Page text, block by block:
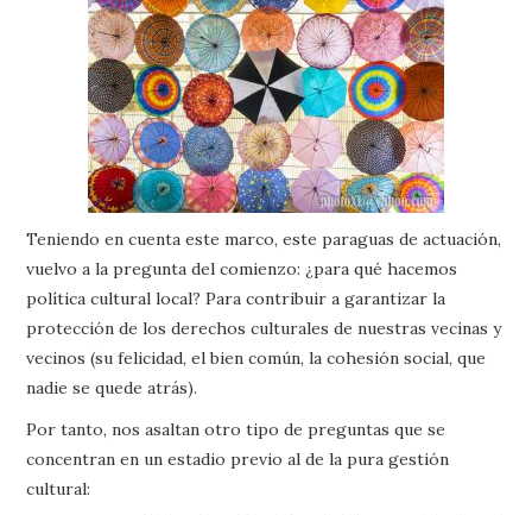
Teniendo en cuenta este marco, este paraguas de actuación,
vuelvo a la pregunta del comienzo: ¿para qué hacemos
política cultural local? Para contribuir a garantizar la
protección de los derechos culturales de nuestras vecinas y
vecinos (su felicidad, el bien común, la cohesión social, que
nadie se quede atrás).
Por tanto, nos asaltan otro tipo de preguntas que se
concentran en un estadio previo al de la pura gestión
cultural: